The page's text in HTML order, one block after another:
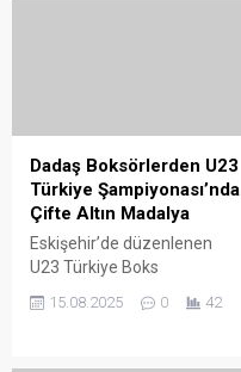
ağaçlar sonbaharın
gelmesiyle birlikte sarı,
turuncu, kırmızı, kahverengi
ve mor gibi renklere
büründü. Türkiye’nin en
etkileyici ve görkemli
dağlarında renk cümbüşü
oluşturan ağaçlar...
Dadaş Boksörlerden U23
Türkiye Şampiyonası’nda
Çifte Altın Madalya
Eskişehir’de düzenlenen
U23 Türkiye Boks
boksörler büyük başarıya
15.08.2025 0 42